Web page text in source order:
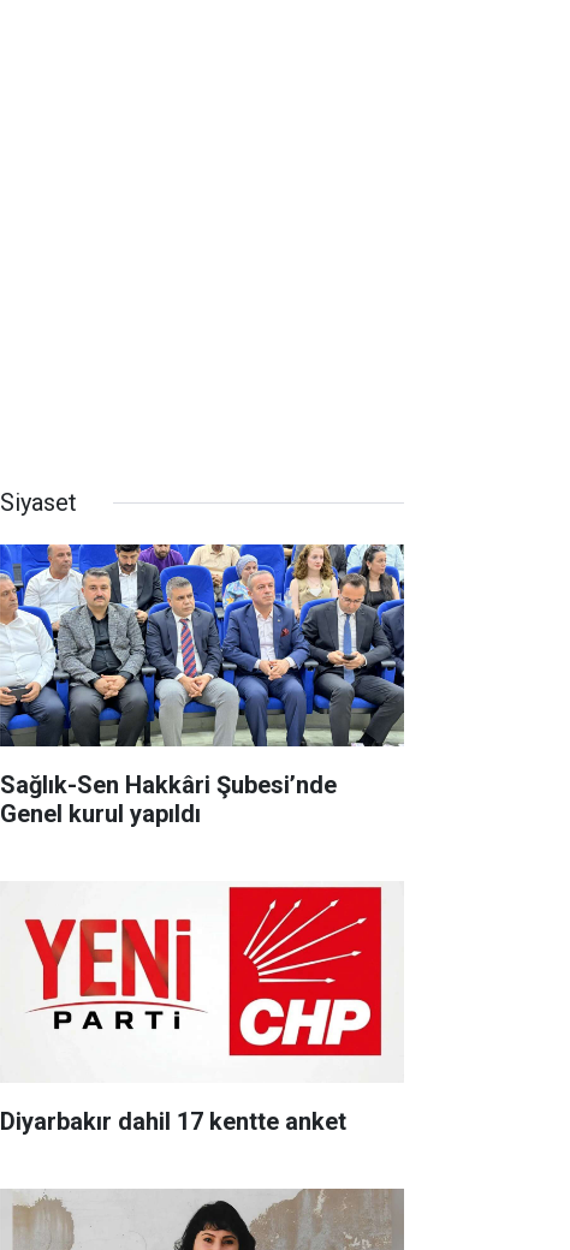
Siyaset
Sağlık-Sen Hakkâri Şubesi’nde
Genel kurul yapıldı
Diyarbakır dahil 17 kentte anket